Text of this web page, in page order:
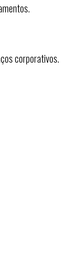
corporativos.